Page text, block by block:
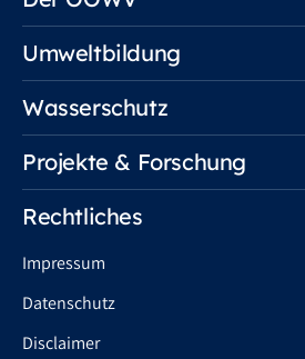
Umweltbildung
Wasserschutz
Projekte & Forschung
Rechtliches
Impressum
Datenschutz
Disclaimer